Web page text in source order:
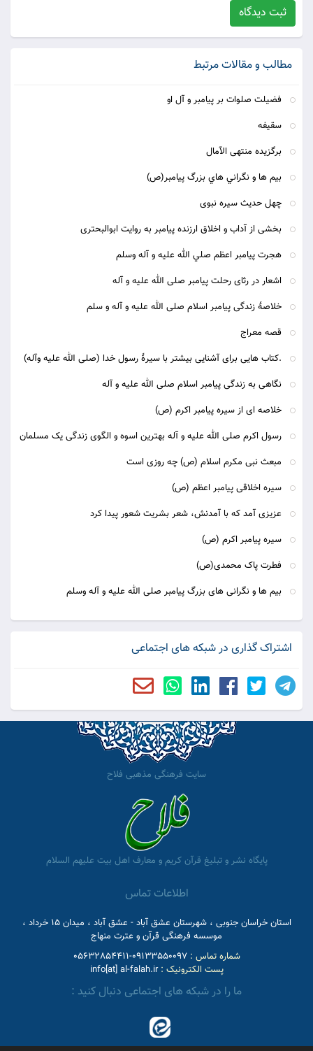
ثبت دیدگاه
مطالب و مقالات مرتبط
فضیلت صلوات بر پیامبر و آل او
سقیفه
برگزیده منتهی الآمال
بيم ها و نگراني هاي بزرگ پيامبر(ص)
چهل حدیث سیره نبوی
بخشی از آداب و اخلاق ارزنده پیامبر به روایت ابوالبحتری
هجرت پيامبر اعظم صلي الله عليه و آله وسلم
اشعار در رثای رحلت پیامبر صلی الله علیه و آله
خلاصۀ زندگی پیامبر اسلام صلی الله علیه و آله و سلم
قصه معراج
.کتاب هایی برای آشنایی بیشتر با سیرۀ رسول خدا (صلی الله علیه وآله)
نگاهی به زندگی پیامبر اسلام صلی الله علیه و آله
خلاصه ای از سیره پیامبر اکرم (ص)
رسول اکرم صلی الله علیه و آله بهترین اسوه و الگوی زندگی یک مسلمان
مبعث نبی مکرم اسلام (ص) چه روزی است
سیره اخلاقی پیامبر اعظم (ص)
عزیزی آمد که با آمدنش، شعر بشريت شعور پیدا کرد
سیره پیامبر اکرم (ص)
فطرت پاک محمدی(ص)
بیم ها و نگرانی های بزرگ پیامبر صلی الله علیه و آله وسلم
اشتراک گذاری در شبکه های اجتماعی
سایت فرهنگی مذهبی فلاح
پایگاه نشر و تبلیغ قرآن کریم و معارف اهل بیت علیهم السلام
اطلاعات تماس
استان خراسان جنوبی ، شهرستان عشق آباد - عشق آباد ، میدان 15 خرداد ،
موسسه فرهنگی قرآن و عترت منهاج
شماره تماس :09133550097-05632854411
پست الکترونیک :info[at] al-falah.ir
ما را در شبکه های اجتماعی دنبال کنید :